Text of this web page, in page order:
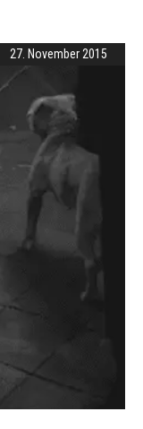
27. November 2015